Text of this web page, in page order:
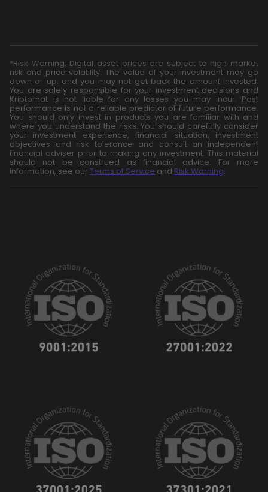
*Risk Warning: Digital asset prices are subject to high market
risk and price volatility. The value of your investment may go
down or up, and you may not get back the amount invested.
You are solely responsible for your investment decisions and
Kriptomat is not liable for any losses you may incur. Past
performance is not a reliable predictor of future performance.
You should only invest in products you are familiar with and
where you understand the risks. You should carefully consider
your investment experience, financial situation, investment
objectives and risk tolerance and consult an independent
financial adviser prior to making any investment. This material
should not be construed as financial advice. For more
information, see our Terms of Service and Risk Warning.